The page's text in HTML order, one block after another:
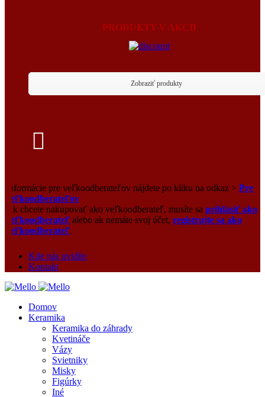
PRODUKTY V AKCII
Zobraziť produkty
Informácie pre veľkoodberateľov nájdete po kliku na odkaz > Pre
veľkoodberateľov
Ak chcete nakupovať ako veľkoodberateľ, musíte sa prihlásiť ako
veľkoodberateľ alebo ak nemáte svoj účet, registrujte sa ako
veľkoodberateľ.
Kde nás uvidíte
Kontakt
Domov
Keramika
Keramika do záhrady
Kvetináče
Vázy
Svietniky
Misky
Figúrky
Iné